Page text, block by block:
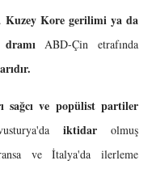
Kuzey Kore gerilimi ya da
dramıABD-Çin etrafında
sağcı ve popülist partiler
iktidar olmuş
ve İtalya'da ilerleme